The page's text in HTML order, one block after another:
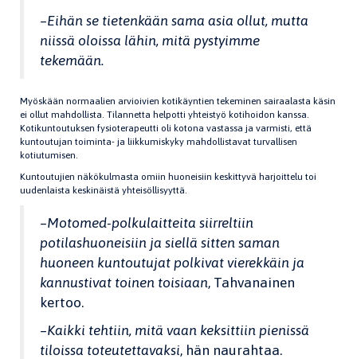
–Eihän se tietenkään sama asia ollut, mutta
niissä oloissa lähin, mitä pystyimme
tekemään.
Myöskään normaalien arvioivien kotikäyntien tekeminen sairaalasta käsin
ei ollut mahdollista. Tilannetta helpotti yhteistyö kotihoidon kanssa.
Kotikuntoutuksen fysioterapeutti oli kotona vastassa ja varmisti, että
kuntoutujan toiminta- ja liikkumiskyky mahdollistavat turvallisen
kotiutumisen.
Kuntoutujien näkökulmasta omiin huoneisiin keskittyvä harjoittelu toi
uudenlaista keskinäistä yhteisöllisyyttä.
–Motomed-polkulaitteita siirreltiin
potilashuoneisiin ja siellä sitten saman
huoneen kuntoutujat polkivat vierekkäin ja
kannustivat toinen toisiaan, Tahvanainen
kertoo.
–Kaikki tehtiin, mitä vaan keksittiin pienissä
tiloissa toteutettavaksi, hän naurahtaa.